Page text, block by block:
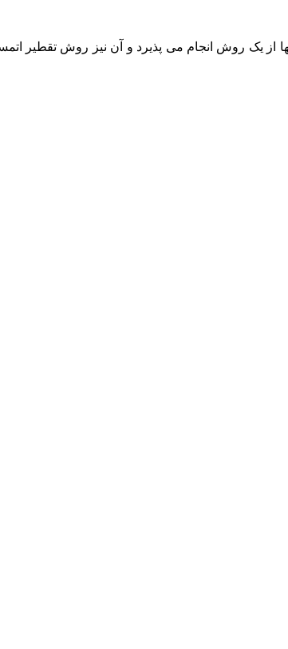
از یک روش انجام می پذیرد و آن نیز روش تقطیر